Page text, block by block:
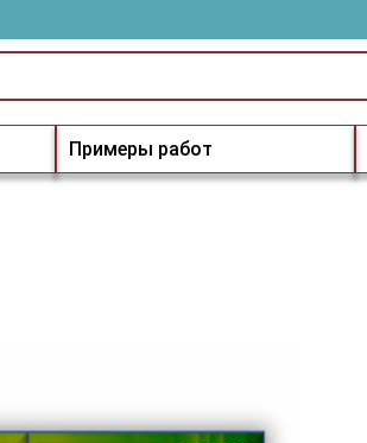
Примеры работ